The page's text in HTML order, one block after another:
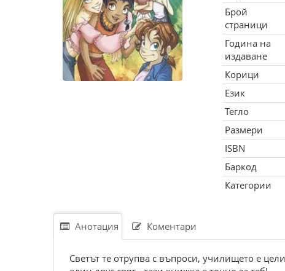
Брой
страници
Година на
издаване
Корици
Език
Тегло
Размери
ISBN
Баркод
Категории
Анотация Коментари
Светът те отрупва с въпроси, училището е